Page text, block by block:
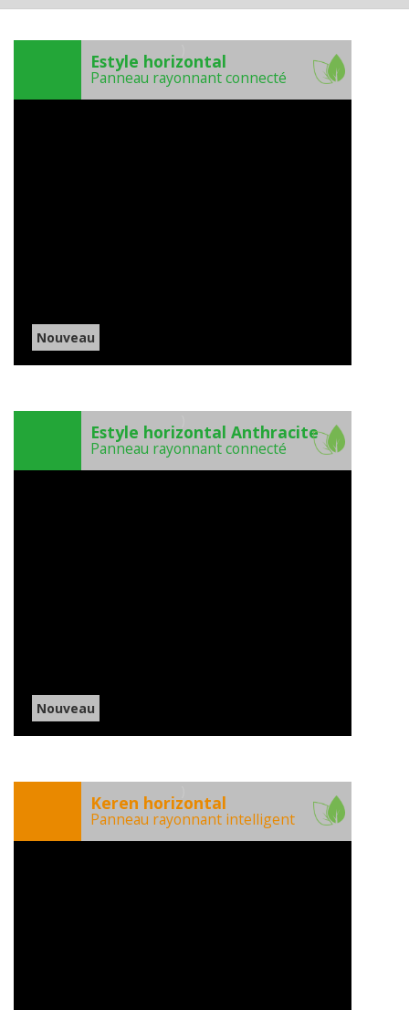
Estyle horizontal
Panneau rayonnant connecté
Nouveau
Estyle horizontal Anthracite
Panneau rayonnant connecté
Nouveau
Keren horizontal
Panneau rayonnant intelligent